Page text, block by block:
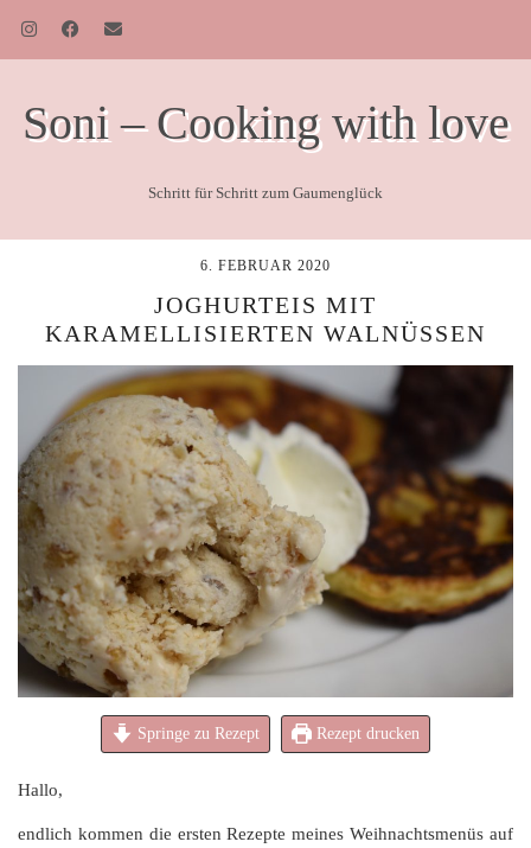
Soni – Cooking with love
Schritt für Schritt zum Gaumenglück
6. FEBRUAR 2020
JOGHURTEIS MIT
KARAMELLISIERTEN WALNÜSSEN
Springe zu Rezept Rezept drucken
Hallo,
endlich kommen die ersten Rezepte meines Weihnachtsmenüs auf